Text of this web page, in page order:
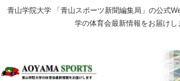
青山学院大学 「青山スポーツ新聞編集局」の公式
学の体育会最新情報をお届けし